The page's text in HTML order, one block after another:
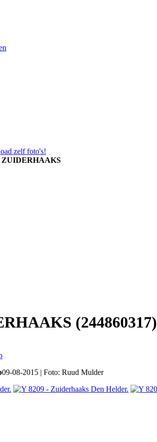
zelf foto's!
ZUIDERHAAKS
(244860317)
09-08-2015 | Foto: Ruud Mulder